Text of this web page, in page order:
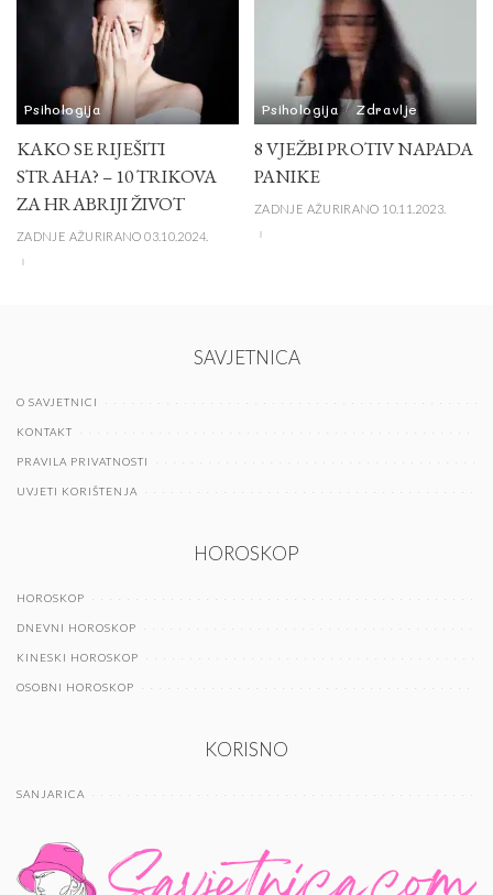
Psihologija
KAKO SE RIJEŠITI
STRAHA? – 10 TRIKOVA
ZA HRABRIJI ŽIVOT
ZADNJE AŽURIRANO 03.10.2024.
Psihologija Zdravlje
8 VJEŽBI PROTIV NAPADA
PANIKE
ZADNJE AŽURIRANO 10.11.2023.
SAVJETNICA
O SAVJETNICI
KONTAKT
PRAVILA PRIVATNOSTI
UVJETI KORIŠTENJA
HOROSKOP
HOROSKOP
DNEVNI HOROSKOP
KINESKI HOROSKOP
OSOBNI HOROSKOP
KORISNO
SANJARICA